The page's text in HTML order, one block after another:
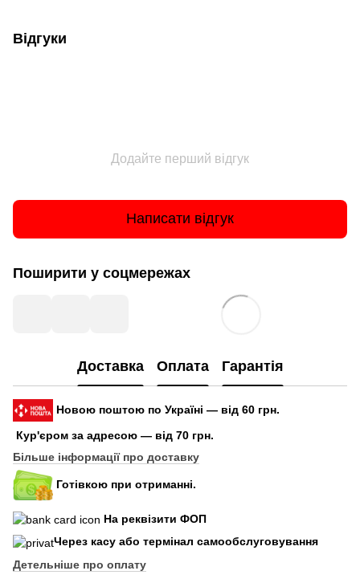
Відгуки
Додайте перший відгук
Написати відгук
Поширити у соцмережах
Доставка Оплата Гарантія
Новою поштою по Україні — від 60 грн.
Кур'єром за адресою — від 70 грн.
Більше інформації про доставку
Готівкою при отриманні.
На реквізити ФОП
Через касу або термінал самообслуговування
Детельніше про оплату